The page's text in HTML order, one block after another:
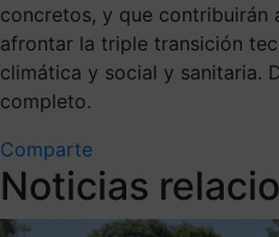
concretos, y que contribuirán
afrontar la triple transición
climática y social y sanitaria.
completo.
Comparte
Noticias